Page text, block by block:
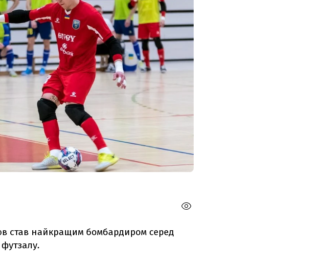
став найкращим бомбардиром серед
футзалу.